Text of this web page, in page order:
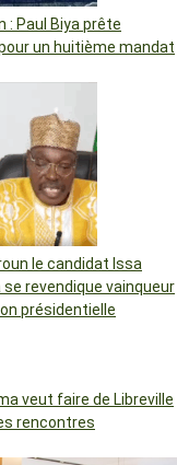
: Paul Biya prête
un huitième mandat
le candidat Issa
revendique vainqueur
présidentielle
veut faire de Libreville
rencontres